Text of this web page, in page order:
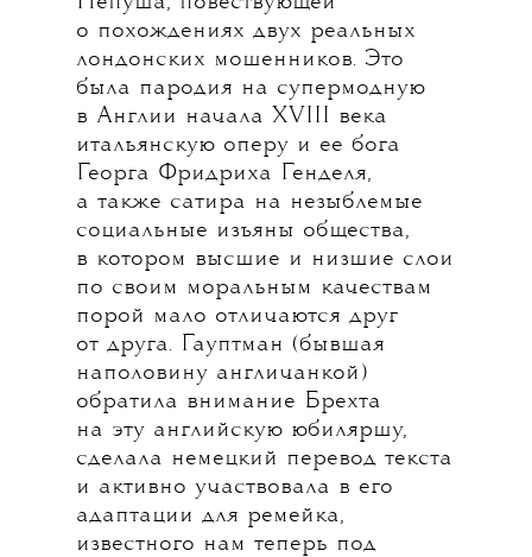
о похождениях двух реальных
лондонских мошенников. Это
была пародия на супермодную
в Англии начала XVIII века
итальянскую оперу и ее бога
Георга Фридриха Генделя,
а также сатира на незыблемые
социальные изъяны общества,
в котором высшие и низшие слои
по своим моральным качествам
порой мало отличаются друг
от друга. Гауптман (бывшая
наполовину англичанкой)
обратила внимание Брехта
на эту английскую юбиляршу,
сделала немецкий перевод текста
и активно участвовала в его
адаптации для ремейка,
известного нам теперь под